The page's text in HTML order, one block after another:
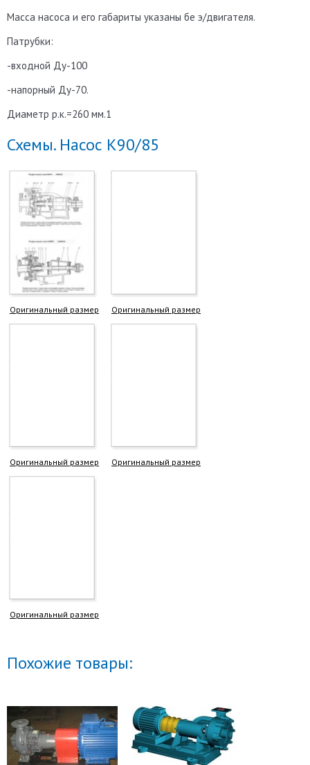
Масса насоса и его габариты указаны бе э/двигателя.
Патрубки:
-входной Ду-100
-напорный Ду-70.
Диаметр р.к.=260 мм.1
Схемы. Насос К90/85
Оригинальный размер Оригинальный размер
Оригинальный размер Оригинальный размер
Оригинальный размер
Похожие товары: